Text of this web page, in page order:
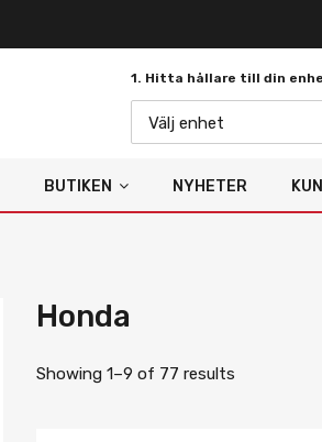
1. Hitta hållare till din
Välj enhet
BUTIKEN NYHETER
Honda
Showing 1–9 of 77 results